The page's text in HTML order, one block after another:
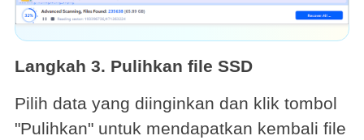
Langkah 3. Pulihkan file SSD
Pilih data yang diinginkan dan klik tombol
"Pulihkan" untuk mendapatkan kembali file